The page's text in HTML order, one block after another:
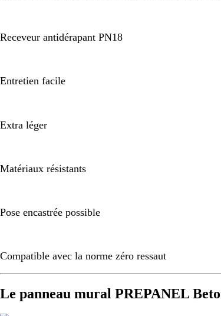
Receveur antidérapant PN18
Entretien facile
Extra léger
Matériaux résistants
Pose encastrée possible
Compatible avec la norme zéro ressaut
Le panneau mural PREPANEL